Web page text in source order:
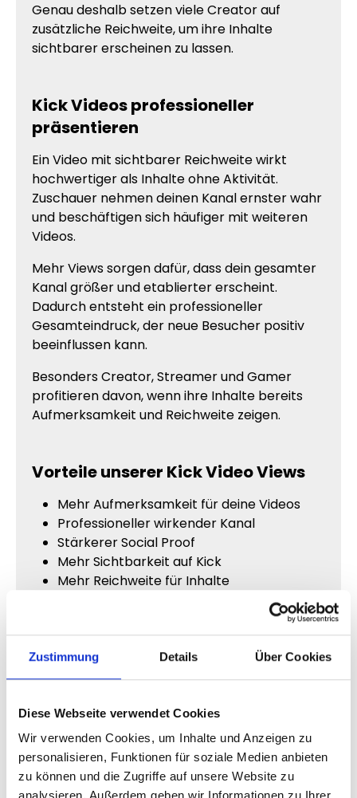
Zustimmung Details Über Cookies
Diese Webseite verwendet Cookies
Wir verwenden Cookies, um Inhalte und Anzeigen zu
personalisieren, Funktionen für soziale Medien anbieten
zu können und die Zugriffe auf unsere Website zu
Genau deshalb setzen viele Creator auf
zusätzliche Reichweite, um ihre Inhalte
sichtbarer erscheinen zu lassen.
Kick Videos professioneller
präsentieren
Ein Video mit sichtbarer Reichweite wirkt
hochwertiger als Inhalte ohne Aktivität.
Zuschauer nehmen deinen Kanal ernster wahr
und beschäftigen sich häufiger mit weiteren
Videos.
Mehr Views sorgen dafür, dass dein gesamter
Kanal größer und etablierter erscheint.
Dadurch entsteht ein professioneller
Gesamteindruck, der neue Besucher positiv
beeinflussen kann.
Besonders Creator, Streamer und Gamer
profitieren davon, wenn ihre Inhalte bereits
Aufmerksamkeit und Reichweite zeigen.
Vorteile unserer Kick Video Views
Mehr Aufmerksamkeit für deine Videos
Professioneller wirkender Kanal
Stärkerer Social Proof
Mehr Sichtbarkeit auf Kick
Mehr Reichweite für Inhalte
Bessere Wahrnehmung deines Profils
Mehr Aufmerksamkeit für Streams
Gerade neue Streamer haben häufig
Schwierigkeiten, Reichweite aufzubauen.
Selbst gute Inhalte erhalten oft nur wenige
Aufrufe, wenn keine sichtbare Aktivität
vorhanden ist.